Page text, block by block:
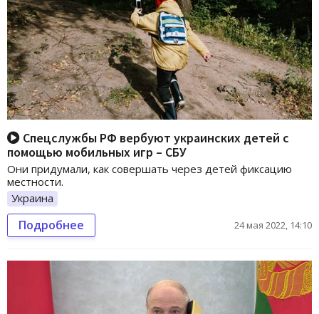
Спецслужбы РФ вербуют украинских детей с
помощью мобильных игр – СБУ
Они придумали, как совершать через детей фиксацию
местности.
Украина
Подробнее 24 мая 2022, 14:10